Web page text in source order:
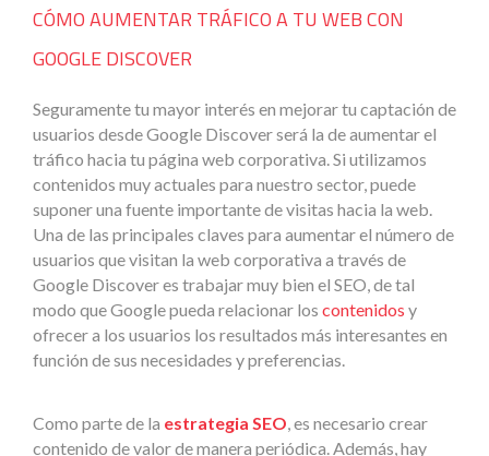
CÓMO AUMENTAR TRÁFICO A TU WEB CON
GOOGLE DISCOVER
Seguramente tu mayor interés en mejorar tu captación de
usuarios desde Google Discover será la de aumentar el
tráfico hacia tu página web corporativa. Si utilizamos
contenidos muy actuales para nuestro sector, puede
suponer una fuente importante de visitas hacia la web.
Una de las principales claves para aumentar el número de
usuarios que visitan la web corporativa a través de
Google Discover es trabajar muy bien el SEO, de tal
modo que Google pueda relacionar los contenidos y
ofrecer a los usuarios los resultados más interesantes en
función de sus necesidades y preferencias.
Como parte de la estrategia SEO, es necesario crear
contenido de valor de manera periódica. Además, hay